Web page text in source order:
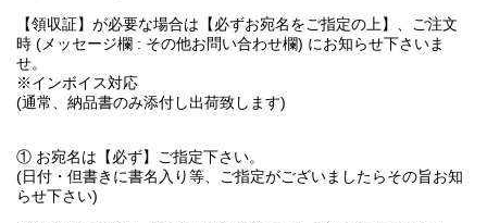
【領収証】が必要な場合は【必ずお宛名をご指定の上】、ご注文
時 (メッセージ欄 : その他お問い合わせ欄) にお知らせ下さいま
せ。
※インボイス対応
(通常、納品書のみ添付し出荷致します)
① お宛名は【必ず】ご指定下さい。
(日付・但書きに書名入り等、ご指定がございましたらその旨お知
らせ下さい)